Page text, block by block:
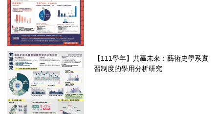
【111學年】共贏未來：藝術史學系實
習制度的學用分析研究